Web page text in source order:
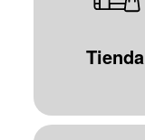
Tienda